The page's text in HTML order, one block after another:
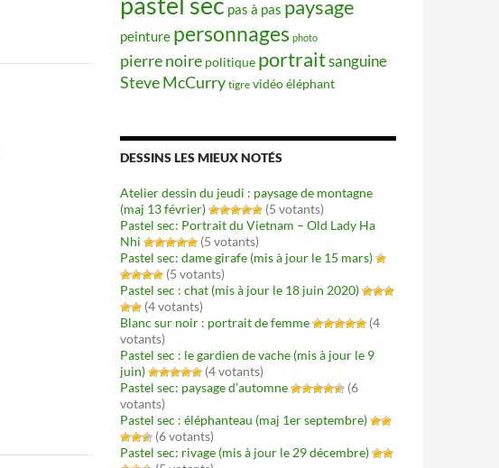
pas à pas paysage
peinture personnages photo
pierre noire politique portraitsanguine
Steve McCurry tigre vidéoéléphant
DESSINS LES MIEUX NOTÉS
Atelier dessin du jeudi : paysage de montagne
(maj 13 février)
(5 votants)
Pastel sec: Portrait du Vietnam – Old Lady Ha
Nhi
(5 votants)
Pastel sec: dame girafe (mis à jour le 15 mars)
(5 votants)
Pastel sec : chat (mis à jour le 18 juin 2020)
(4 votants)
Blanc sur noir : portrait de femme
(4
votants)
Pastel sec : le gardien de vache (mis à jour le 9
juin)
(4 votants)
Pastel sec: paysage d’automne
(6
votants)
Pastel sec : éléphanteau (maj 1er septembre)
(6 votants)
Pastel sec: rivage (mis à jour le 29 décembre)